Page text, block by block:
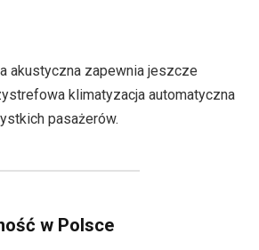
akustyczna zapewnia jeszcze
klimatyzacja automatyczna
pasażerów.
w Polsce